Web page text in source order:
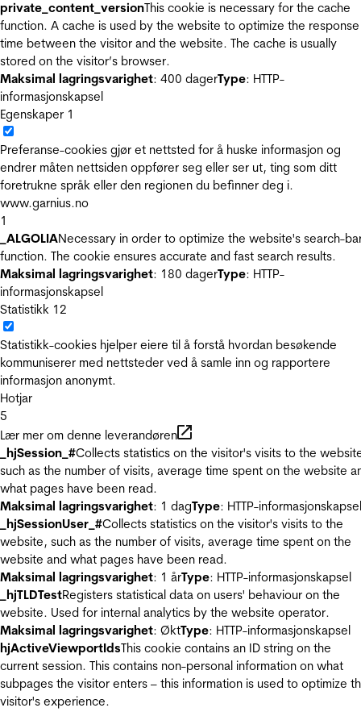
private_content_versionThis cookie is necessary for the cache
function. A cache is used by the website to optimize the response
time between the visitor and the website. The cache is usually
stored on the visitor’s browser.
Maksimal lagringsvarighet: 400 dagerType: HTTP-
informasjonskapsel
Egenskaper 1
Preferanse-cookies gjør et nettsted for å huske informasjon og
endrer måten nettsiden oppfører seg eller ser ut, ting som ditt
foretrukne språk eller den regionen du befinner deg i.
www.garnius.no
1
_ALGOLIANecessary in order to optimize the website's search-
function. The cookie ensures accurate and fast search results.
Maksimal lagringsvarighet: 180 dagerType: HTTP-
informasjonskapsel
Statistikk 12
Statistikk-cookies hjelper eiere til å forstå hvordan besøkende
kommuniserer med nettsteder ved å samle inn og rapportere
informasjon anonymt.
Hotjar
5
Lær mer om denne leverandøren
_hjSession_#Collects statistics on the visitor's visits to the
such as the number of visits, average time spent on the website
what pages have been read.
Maksimal lagringsvarighet: 1 dagType: HTTP-informasjonskapsel
_hjSessionUser_#Collects statistics on the visitor's visits to the
website, such as the number of visits, average time spent on the
website and what pages have been read.
Maksimal lagringsvarighet: 1 årType: HTTP-informasjonskapsel
_hjTLDTestRegisters statistical data on users' behaviour on the
website. Used for internal analytics by the website operator.
Maksimal lagringsvarighet: ØktType: HTTP-informasjonskapsel
hjActiveViewportIdsThis cookie contains an ID string on the
current session. This contains non-personal information on what
subpages the visitor enters – this information is used to optimize
visitor's experience.